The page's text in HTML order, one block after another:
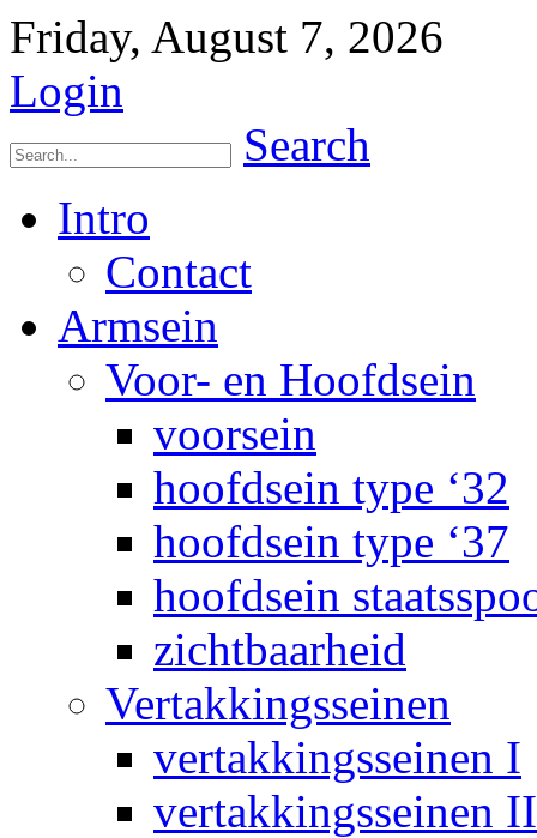
Friday, August 7, 2026
Login
Search
Intro
Contact
Armsein
Voor- en Hoofdsein
voorsein
hoofdsein type ‘32
hoofdsein type ‘37
hoofdsein
zichtbaarheid
Vertakkingsseinen
vertakkingsseinen I
vertakkingsseinen II